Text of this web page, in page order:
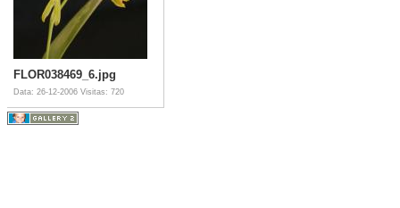
FLOR038469_6.jpg
Data: 26-12-2006 Visitas: 720